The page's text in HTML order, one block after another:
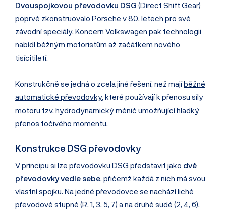
Dvouspojkovou převodovku DSG (Direct Shift Gear)
poprvé zkonstruovalo Porsche v 80. letech pro své
závodní speciály. Koncern Volkswagen pak technologii
nabídl běžným motoristům až začátkem nového
tisícitiletí.
Konstrukčně se jedná o zcela jiné řešení, než majíběžné
automatické převodovky, které používají k přenosu síly
motoru tzv. hydrodynamický měnič umožňující hladký
přenos točivého momentu.
Konstrukce DSG převodovky
V principu si lze převodovku DSG představit jako dvě
převodovky vedle sebe, přičemž každá z nich má svou
vlastní spojku. Na jedné převodovce se nachází liché
převodové stupně (R, 1, 3, 5, 7) a na druhé sudé (2, 4, 6).